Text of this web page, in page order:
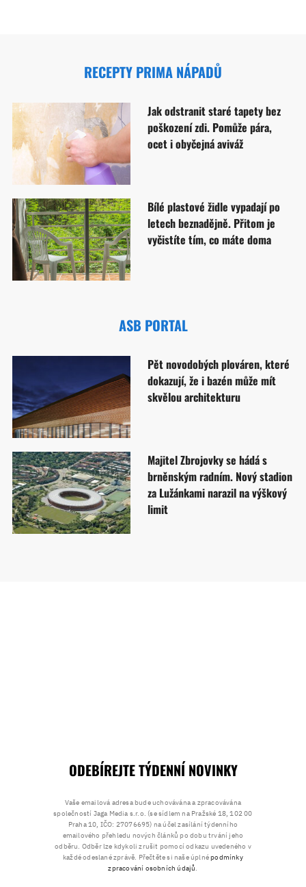
RECEPTY PRIMA NÁPADŮ
Jak odstranit staré tapety bez
poškození zdi. Pomůže pára,
ocet i obyčejná aviváž
Bílé plastové židle vypadají po
letech beznadějně. Přitom je
vyčistíte tím, co máte doma
ASB PORTAL
Pět novodobých plováren, které
dokazují, že i bazén může mít
skvělou architekturu
Majitel Zbrojovky se hádá s
brněnským radním. Nový stadion
za Lužánkami narazil na výškový
limit
ODEBÍREJTE TÝDENNÍ NOVINKY
Vaše emailová adresa bude uchovávána a zpracovávána
společností Jaga Media s.r.o. (se sídlem na Pražské 18, 102 00
Praha 10, IČO: 27076695) na účel zasílání týdenního
emailového přehledu nových článků po dobu trvání jeho
odběru. Odběr lze kdykoli zrušit pomocí odkazu uvedeného v
každé odeslané zprávě. Přečtěte si naše úplnépodmínky
zpracování osobních údajů.